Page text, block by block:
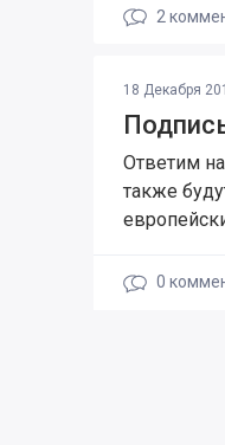
2
18 Декабря
Ответим
также
0